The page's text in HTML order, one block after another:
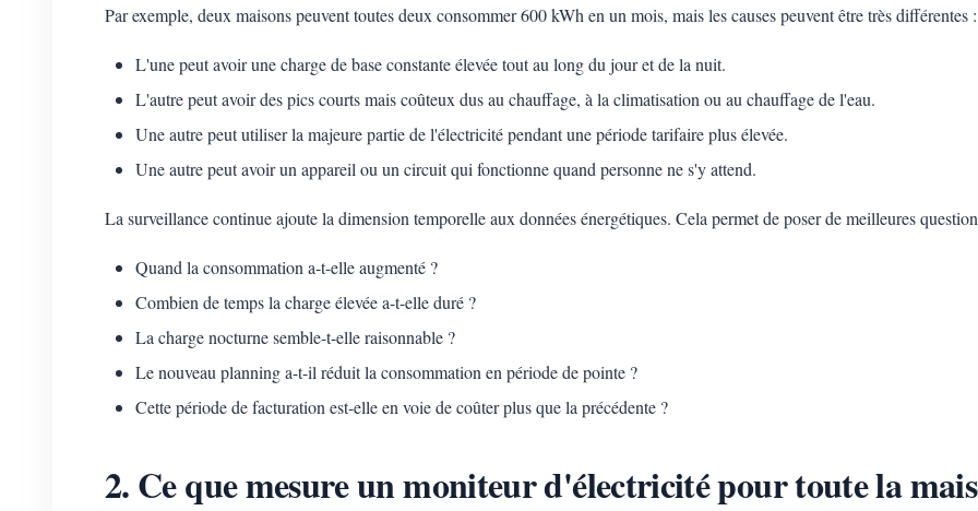
Par exemple, deux maisons peuvent toutes deux consommer 600 kWh en un mois, mais les causes peuvent être très différentes :
L'une peut avoir une charge de base constante élevée tout au long du jour et de la nuit.
L'autre peut avoir des pics courts mais coûteux dus au chauffage, à la climatisation ou au chauffage de l'eau.
Une autre peut utiliser la majeure partie de l'électricité pendant une période tarifaire plus élevée.
Une autre peut avoir un appareil ou un circuit qui fonctionne quand personne ne s'y attend.
La surveillance continue ajoute la dimension temporelle aux données énergétiques. Cela permet de poser de meilleures
Quand la consommation a-t-elle augmenté ?
Combien de temps la charge élevée a-t-elle duré ?
La charge nocturne semble-t-elle raisonnable ?
Le nouveau planning a-t-il réduit la consommation en période de pointe ?
Cette période de facturation est-elle en voie de coûter plus que la précédente ?
2. Ce que mesure un moniteur d'électricité pour toute la